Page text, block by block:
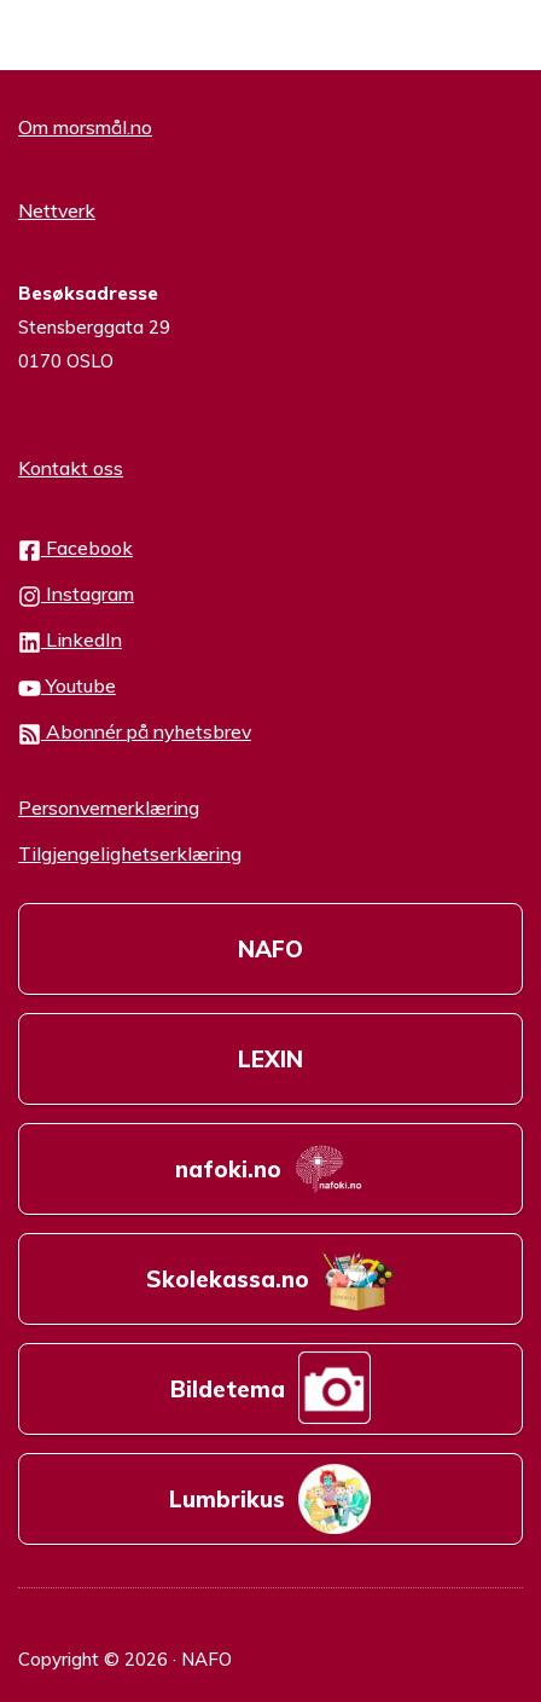
Om morsmål.no
Nettverk
Besøksadresse
Stensberggata 29
0170 OSLO
Kontakt oss
Facebook
Instagram
LinkedIn
Youtube
Abonnér på nyhetsbrev
Personvernerklæring
Tilgjengelighetserklæring
NAFO
LEXIN
nafoki.no
Skolekassa.no
Bildetema
Lumbrikus
Copyright © 2026 · NAFO